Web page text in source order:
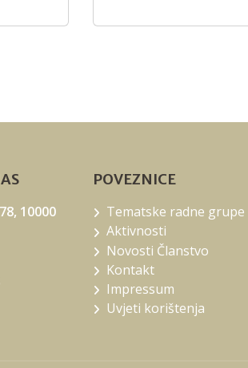
10000
POVEZNICE
Tematske radne grupe
Aktivnosti
Novosti Članstvo
Kontakt
Impressum
Uvjeti korištenja